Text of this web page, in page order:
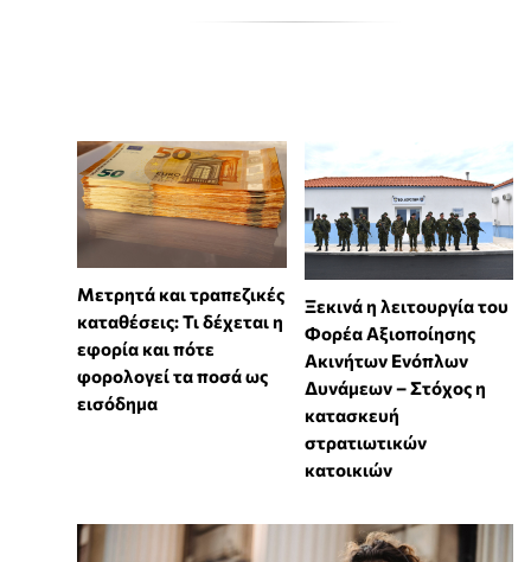
Μετρητά και τραπεζικές
καταθέσεις: Τι δέχεται η
εφορία και πότε
φορολογεί τα ποσά ως
εισόδημα
Ξεκινά η λειτουργία του
Φορέα Αξιοποίησης
Ακινήτων Ενόπλων
Δυνάμεων – Στόχος η
κατασκευή
στρατιωτικών
κατοικιών